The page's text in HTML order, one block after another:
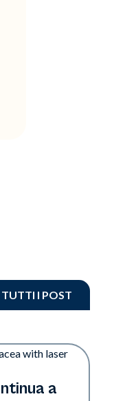
TUTTI I POST
a